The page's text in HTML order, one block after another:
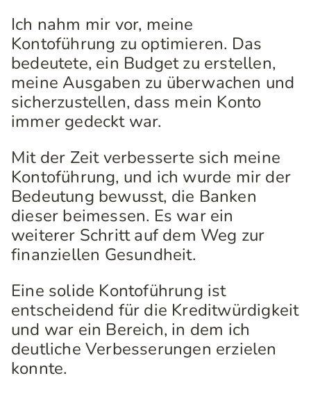
Ich nahm mir vor, meine
Kontoführung zu optimieren. Das
bedeutete, ein Budget zu erstellen,
meine Ausgaben zu überwachen und
sicherzustellen, dass mein Konto
immer gedeckt war.
Mit der Zeit verbesserte sich meine
Kontoführung, und ich wurde mir der
Bedeutung bewusst, die Banken
dieser beimessen. Es war ein
weiterer Schritt auf dem Weg zur
finanziellen Gesundheit.
Eine solide Kontoführung ist
entscheidend für die Kreditwürdigkeit
und war ein Bereich, in dem ich
deutliche Verbesserungen erzielen
konnte.